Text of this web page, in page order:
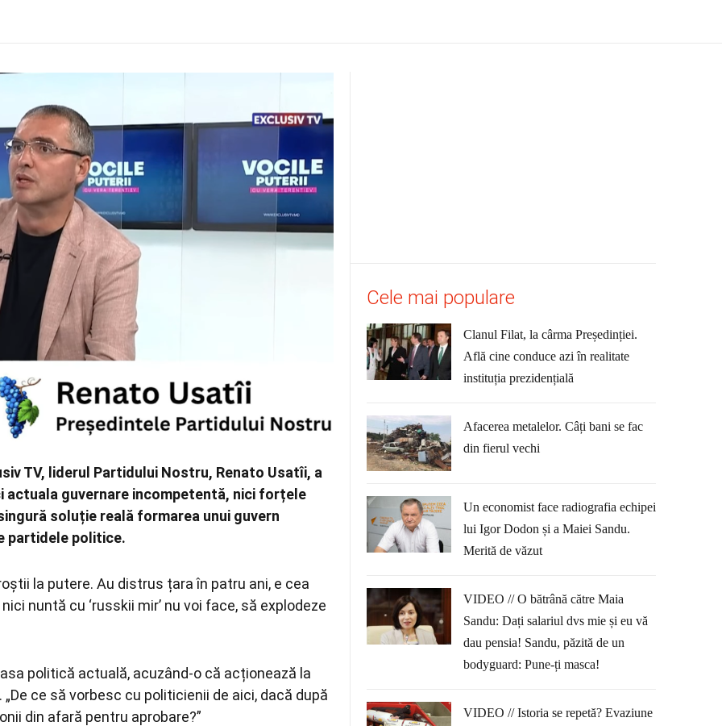
TV, liderul Partidului Nostru, Renato Usatîi, a
actuala guvernare incompetentă, nici forțele
soluție reală formarea unui guvern
partidele politice.
la putere. Au distrus țara în patru ani, e cea
nuntă cu ‘russkii mir’ nu voi face, să explodeze
politică actuală, acuzând-o că acționează la
ce să vorbesc cu politicienii de aici, dacă după
din afară pentru aprobare?”
Cele mai populare
Clanul Filat, la cârma Președinției.
Află cine conduce azi în realitate
instituția prezidențială
Afacerea metalelor. Câți bani se fac
din fierul vechi
Un economist face radiografia echipei
lui Igor Dodon și a Maiei Sandu.
Merită de văzut
VIDEO // O bătrână către Maia
Sandu: Dați salariul dvs mie și eu vă
dau pensia! Sandu, păzită de un
bodyguard: Pune-ți masca!
VIDEO // Istoria se repetă? Evaziune